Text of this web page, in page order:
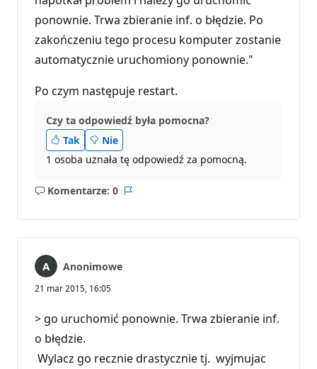
ponownie. Trwa zbieranie inf. o błędzie. Po
zakończeniu tego procesu komputer zostanie
automatycznie uruchomiony ponownie."
Po czym następuje restart.
Czy ta odpowiedź była pomocna?
Tak
Nie
1 osoba uznała tę odpowiedź za pomocną.
Komentarze: 0
Brak
Anonimowe
21 mar 2015, 16:05
> go uruchomić ponownie. Trwa zbieranie inf.
o błędzie.
Wylacz go recznie drastycznie tj. wyjmujac